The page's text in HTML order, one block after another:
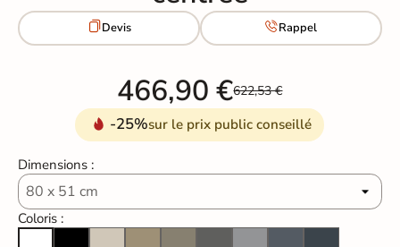
Devis Rappel
466,90 €622,53 €
-25%sur le prix public conseillé
Dimensions :
Coloris :
Blanc Noir SableBeige Arena
MokkaBasalteGris ClairGris Foncé